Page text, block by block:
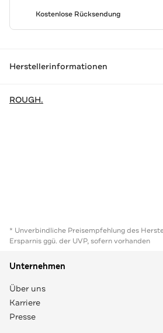
Kostenlose Rücksendung
Herstellerinformationen
ROUGH.
* Unverbindliche Preisempfehlung des
Ersparnis ggü. der UVP, sofern vorhanden
Unternehmen
Über uns
Karriere
Presse